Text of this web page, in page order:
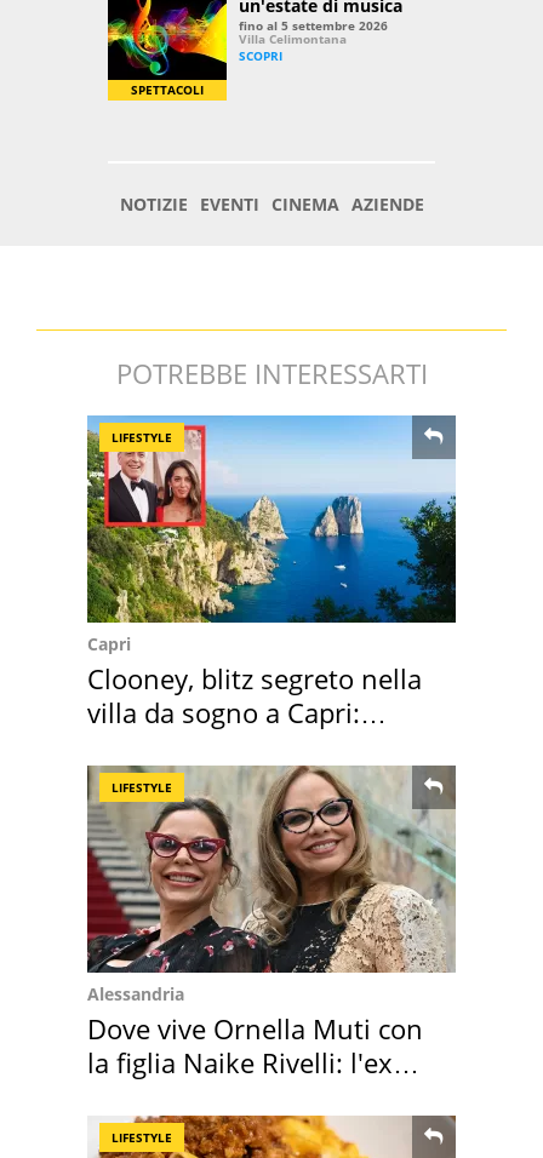
POTREBBE INTERESSARTI
LIFESTYLE
Capri
Clooney, blitz segreto nella
villa da sogno a Capri:
LIFESTYLE
Alessandria
Dove vive Ornella Muti con
la figlia Naike Rivelli: l'ex
LIFESTYLE